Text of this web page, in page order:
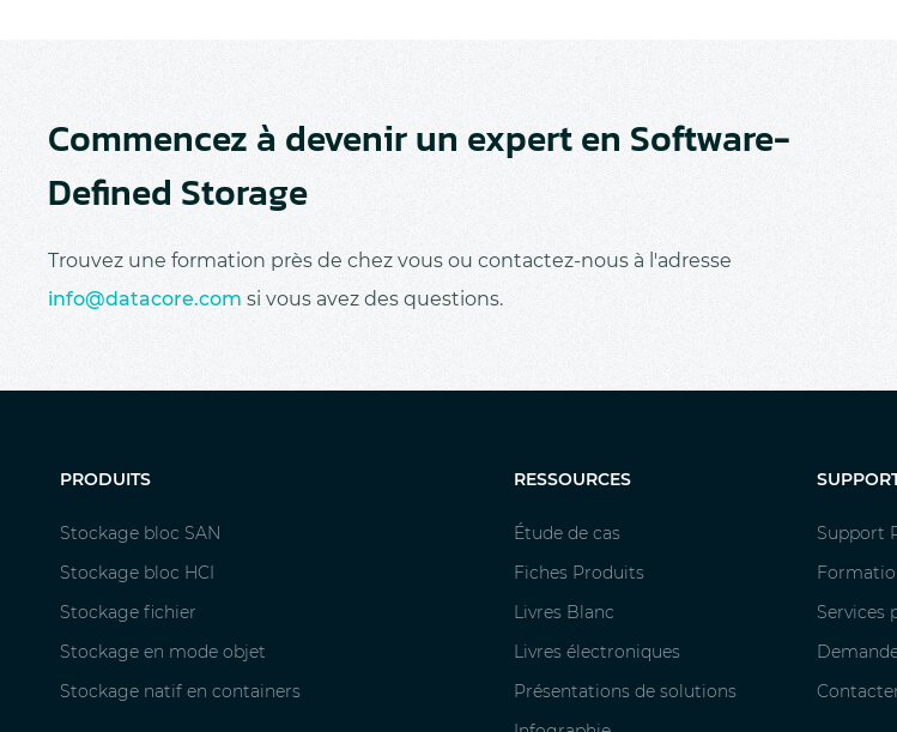
Commencez à devenir un expert en Software-
Defined Storage
Trouvez une formation près de chez vous ou contactez-nous à l'adresse
info@datacore.com si vous avez des questions.
PRODUITS
Stockage bloc SAN
Stockage bloc HCI
Stockage fichier
Stockage en mode objet
Stockage natif en containers
RESSOURCES
Étude de cas
Fiches Produits
Livres Blanc
Livres électroniques
Présentations de solutions
Support
Services